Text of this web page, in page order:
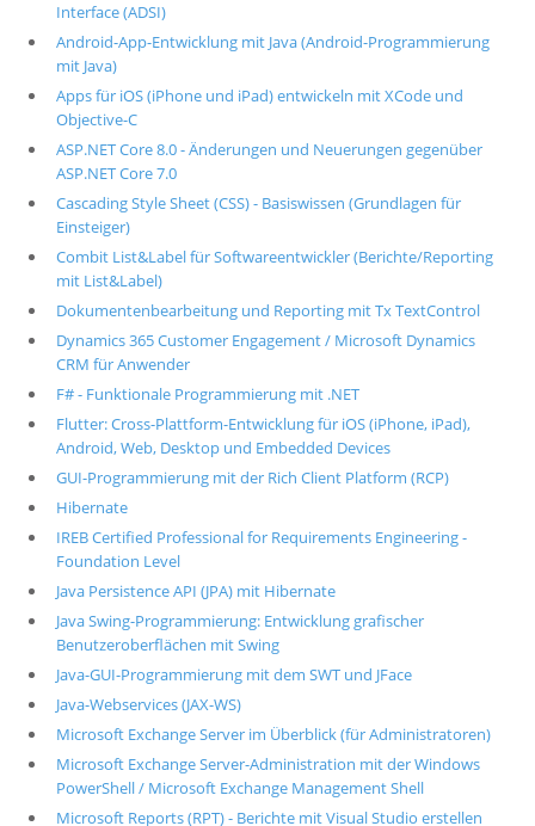
Interface (ADSI)
Android-App-Entwicklung mit Java (Android-Programmierung
mit Java)
Apps für iOS (iPhone und iPad) entwickeln mit XCode und
Objective-C
ASP.NET Core 8.0 - Änderungen und Neuerungen gegenüber
ASP.NET Core 7.0
Cascading Style Sheet (CSS) - Basiswissen (Grundlagen für
Einsteiger)
Combit List&Label für Softwareentwickler (Berichte/Reporting
mit List&Label)
Dokumentenbearbeitung und Reporting mit Tx TextControl
Dynamics 365 Customer Engagement / Microsoft Dynamics
CRM für Anwender
F# - Funktionale Programmierung mit .NET
Flutter: Cross-Plattform-Entwicklung für iOS (iPhone, iPad),
Android, Web, Desktop und Embedded Devices
GUI-Programmierung mit der Rich Client Platform (RCP)
Hibernate
IREB Certified Professional for Requirements Engineering -
Foundation Level
Java Persistence API (JPA) mit Hibernate
Java Swing-Programmierung: Entwicklung grafischer
Benutzeroberflächen mit Swing
Java-GUI-Programmierung mit dem SWT und JFace
Java-Webservices (JAX-WS)
Microsoft Exchange Server im Überblick (für Administratoren)
Microsoft Exchange Server-Administration mit der Windows
PowerShell / Microsoft Exchange Management Shell
Microsoft Reports (RPT) - Berichte mit Visual Studio erstellen